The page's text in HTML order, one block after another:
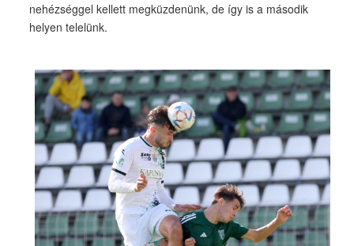
nehézséggel kellett megküzdenünk, de így is a második
helyen telelünk.